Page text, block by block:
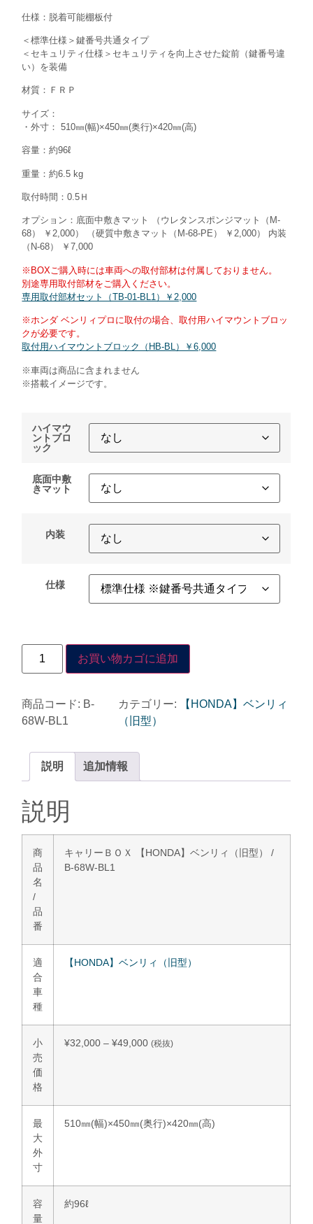
仕様：脱着可能棚板付
＜標準仕様＞鍵番号共通タイプ
＜セキュリティ仕様＞セキュリティを向上させた錠前（鍵番号違
い）を装備
材質：ＦＲＰ
サイズ：
・外寸： 510㎜(幅)×450㎜(奥行)×420㎜(高)
容量：約96ℓ
重量：約6.5 kg
取付時間：0.5Ｈ
オプション：底面中敷きマット （ウレタンスポンジマット（M-
68） ￥2,000） （硬質中敷きマット（M-68-PE） ￥2,000） 内装
（N-68） ￥7,000
※BOXご購入時には車両への取付部材は付属しておりません。
別途専用取付部材をご購入ください。
専用取付部材セット（TB-01-BL1）￥2,000
※ホンダ ベンリィプロに取付の場合、取付用ハイマウントブロッ
クが必要です。
取付用ハイマウントブロック（HB-BL）￥6,000
※車両は商品に含まれません
※搭載イメージです。
ハイマウ
ントブロ
ック
底面中敷
きマット
内装
仕様
お買い物カゴに追加
商品コード: B-
68W-BL1
カテゴリー:
【HONDA】ベンリィ
（旧型）
説明 追加情報
説明
商
品
名
/
品
番
キャリーＢＯＸ 【HONDA】ベンリィ（旧型） /
B-68W-BL1
適
合
車
種
【HONDA】ベンリィ（旧型）
小
売
価
格
¥32,000 –¥49,000 (税抜)
最
大
外
寸
510㎜(幅)×450㎜(奥行)×420㎜(高)
容
量
約96ℓ